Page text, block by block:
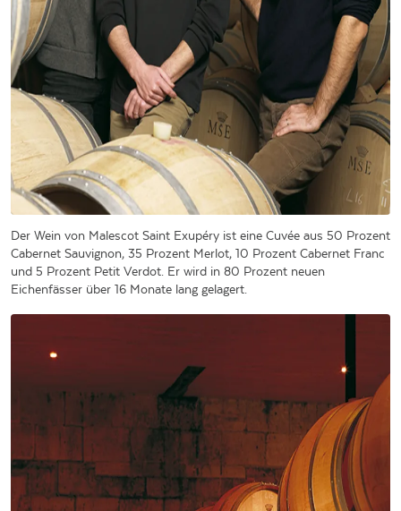
Der Wein von Malescot Saint Exupéry ist eine Cuvée aus 50 Prozent
Cabernet Sauvignon, 35 Prozent Merlot, 10 Prozent Cabernet Franc
und 5 Prozent Petit Verdot. Er wird in 80 Prozent neuen
Eichenfässer über 16 Monate lang gelagert.